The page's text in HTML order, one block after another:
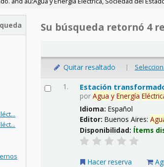
Su búsqueda retornó 4
Quitar resaltado |
1. Estación
porAgua y Energía
Idioma:Español
Editor:Buenos Aires:
Disponibilidad: Ítems
Hacer reserva